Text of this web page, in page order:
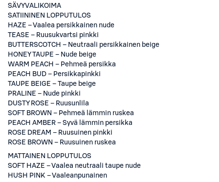
SÄVYVALIKOIMA
SATIININEN LOPPUTULOS
HAZE – Vaalea persikkainen nude
TEASE – Ruusukvartsi pinkki
BUTTERSCOTCH – Neutraali persikkainen beige
HONEY TAUPE – Nude beige
WARM PEACH – Pehmeä persikka
PEACH BUD – Persikkapinkki
TAUPE BEIGE – Taupe beige
PRALINE – Nude pinkki
DUSTY ROSE – Ruusunlila
SOFT BROWN – Pehmeä lämmin ruskea
PEACH AMBER – Syvä lämmin persikka
ROSE DREAM – Ruusuinen pinkki
ROSE BROWN – Ruusuinen ruskea
MATTAINEN LOPPUTULOS
SOFT HAZE – Vaalea neutraali taupe nude
HUSH PINK – Vaaleanpunainen